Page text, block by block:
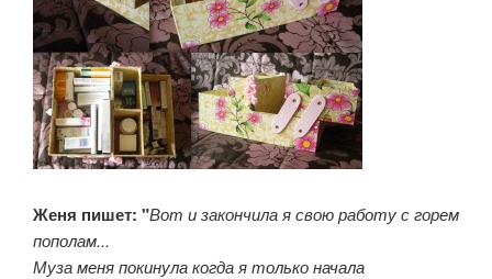
Женя пишет: "Вот и закончила я свою работу с горем
пополам...
Муза меня покинула когда я только начала